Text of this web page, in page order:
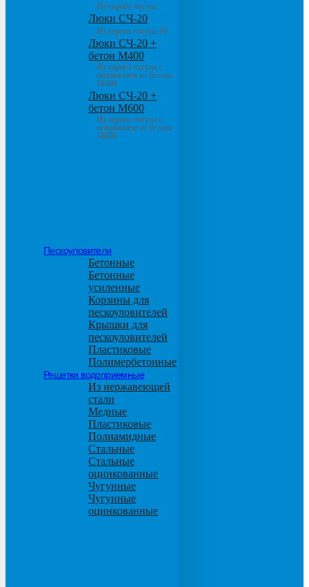
Из серого чугуна
Люки СЧ-20
Из серого чугуна 20
Люки СЧ-20 +
бетон М400
Из серого чугуна с
основанием из бетона
М400
Люки СЧ-20 +
бетон М600
Из серого чугуна с
основанием из бетона
М600
Пескоуловители
Бетонные
Бетонные
усиленные
Корзины для
пескоуловителей
Крышки для
пескоуловителей
Пластиковые
Полимербетонные
Решетки водоприемные
Из нержавеющей
стали
Медные
Пластиковые
Полиамидные
Стальные
Стальные
оцинкованные
Чугунные
Чугунные
оцинкованные